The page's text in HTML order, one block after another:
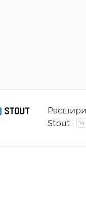
Stout
14